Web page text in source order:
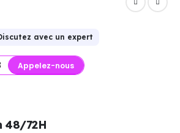
avec un expert
Appelez-nous
48/72H